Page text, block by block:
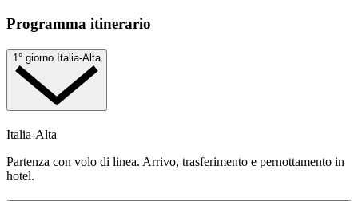
Programma itinerario
1° giorno Italia-Alta
Italia-Alta
Partenza con volo di linea. Arrivo, trasferimento e pernottamento in
hotel.